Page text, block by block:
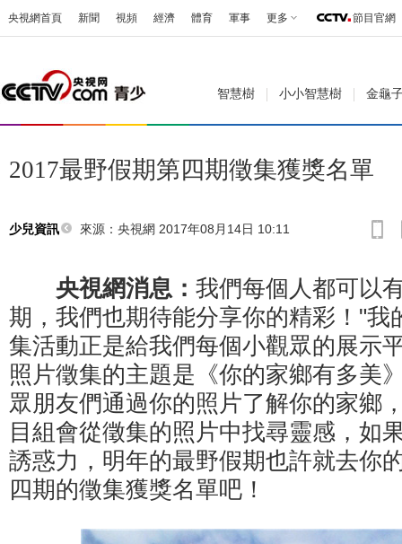
央視網首頁 新聞 視頻 經濟 體育 軍事 更多 節目官網
智慧樹 小小智慧樹 金龜
2017最野假期第四期徵集獲獎名單
少兒資訊 來源：央視網 2017年08月14日 10:11
央視網消息： 我們每個人都可以
期，我們也期待能分享你的精彩！"我
集活動正是給我們每個小觀眾的展示
照片徵集的主題是《你的家鄉有多美
眾朋友們通過你的照片了解你的家鄉
目組會從徵集的照片中找尋靈感，如
誘惑力，明年的最野假期也許就去你
四期的徵集獲獎名單吧！